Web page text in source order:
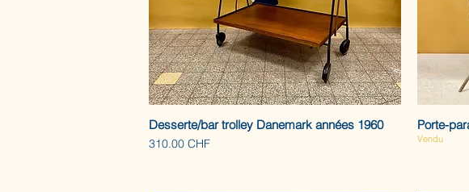
Desserte/bar trolley Danemark années 1960
Prix
310.00 CHF
Porte-
Vendu